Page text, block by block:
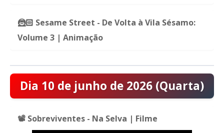
🦹🏻 Sesame Street - De Volta à Vila Sésamo:
Volume 3 | Animação
Dia 10 de junho de 2026 (Quarta)
📽️ Sobreviventes - Na Selva | Filme